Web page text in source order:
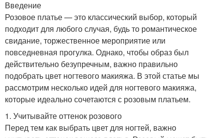
Введение
Розовое платье — это классический выбор, который
подходит для любого случая, будь то романтическое
свидание, торжественное мероприятие или
повседневная прогулка. Однако, чтобы образ был
действительно безупречным, важно правильно
подобрать цвет ногтевого макияжа. В этой статье мы
рассмотрим несколько идей для ногтевого макияжа,
которые идеально сочетаются с розовым платьем.
1. Учитывайте оттенок розового
Перед тем как выбрать цвет для ногтей, важно